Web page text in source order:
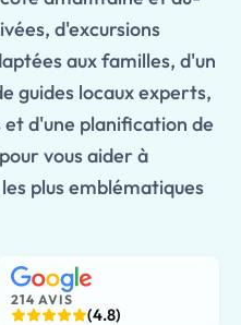
d'excursions
aux familles, d'un
guides locaux experts,
d'une planification de
vous aider à
plus emblématiques
214 AVIS
(4.8)